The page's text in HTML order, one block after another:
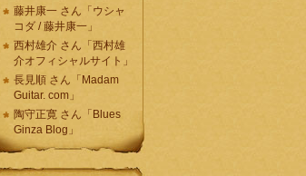
藤井康一 さん「ウシャ
コダ / 藤井康一」
西村雄介 さん「西村雄
介オフィシャルサイト」
長見順 さん「Madam
Guitar. com」
陶守正寛 さん「Blues
Ginza Blog」